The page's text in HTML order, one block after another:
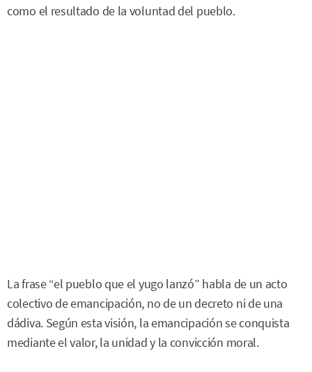
como el resultado de la voluntad del pueblo.
La frase “el pueblo que el yugo lanzó” habla de un acto
colectivo de emancipación, no de un decreto ni de una
dádiva. Según esta visión, la emancipación se conquista
mediante el valor, la unidad y la convicción moral.